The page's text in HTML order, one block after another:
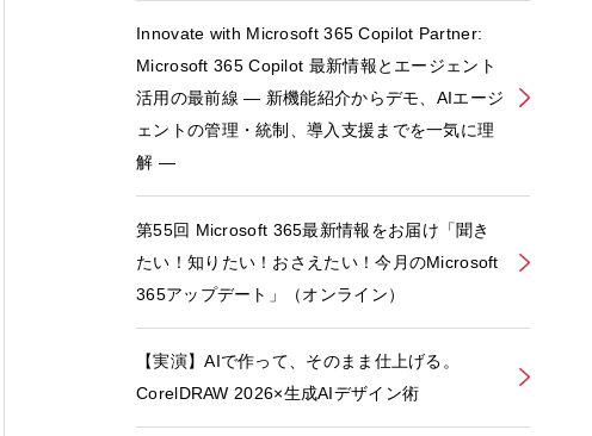
Innovate with Microsoft 365 Copilot Partner:
Microsoft 365 Copilot 最新情報とエージェント
活用の最前線 ― 新機能紹介からデモ、AIエージ
ェントの管理・統制、導入支援までを一気に理
解 ―
第55回 Microsoft 365最新情報をお届け「聞き
たい！知りたい！おさえたい！今月のMicrosoft
365アップデート」（オンライン）
【実演】AIで作って、そのまま仕上げる。
CorelDRAW 2026×生成AIデザイン術